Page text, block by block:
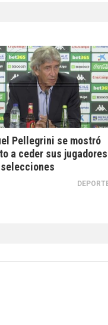
Pellegrini se mostró
a ceder sus jugadores